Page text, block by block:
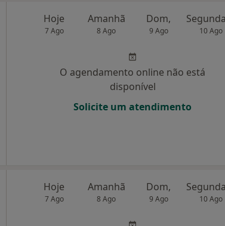
Hoje
7 Ago
Amanhã
8 Ago
Dom,
9 Ago 10 Ago
O agendamento online não está
disponível
Solicite um atendimento
Hoje
7 Ago
Amanhã
8 Ago
Dom,
9 Ago 10 Ago